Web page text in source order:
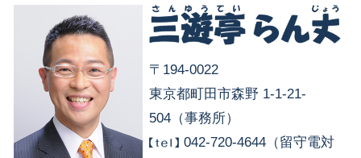
〒194-0022
東京都町田市森野 1-1-21-
504（事務所）
042-720-4644（留守電対